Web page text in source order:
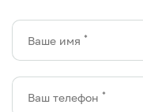
Ваше имя *
Ваш телефон *